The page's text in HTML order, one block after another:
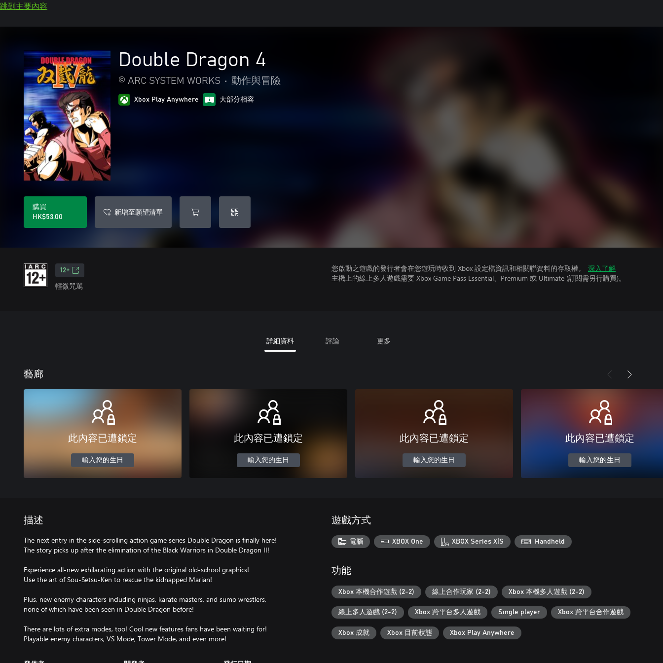
跳到主要內容
Double Dragon 4
© ARC SYSTEM WORKS • 動作與冒險
Xbox Play Anywhere 大部分相容
購買
HK$53.00
新增至願望清單
12+
輕微咒罵
您啟動之遊戲的發行者會在您遊玩時收到 Xbox 設定檔資訊和相關聯資料的存取權。
深入了解
主機上的線上多人遊戲需要 Xbox Game Pass Essential、Premium 或 Ultimate (訂閱需另行購買)。
詳細資料 評論 更多
藝廊
此內容已遭鎖定
輸入您的生日
此內容已遭鎖定
輸入您的生日
此內容已遭鎖定
輸入您的生日
此內容已遭鎖定
輸入您的生日
描述
The next entry in the side-scrolling action game series Double Dragon is finally here!
The story picks up after the elimination of the Black Warriors in Double Dragon II!
Experience all-new exhilarating action with the original old-school graphics!
Use the art of Sou-Setsu-Ken to rescue the kidnapped Marian!
Plus, new enemy characters including ninjas, karate masters, and sumo wrestlers,
none of which have been seen in Double Dragon before!
There are lots of extra modes, too! Cool new features fans have been waiting for!
Playable enemy characters, VS Mode, Tower Mode, and even more!
遊戲方式
電腦 XBOX One XBOX Series X|S Handheld
功能
Xbox 本機合作遊戲 (2-2) 線上合作玩家 (2-2) Xbox 本機多人遊戲 (2-2)
線上多人遊戲 (2-2) Xbox 跨平台多人遊戲 Single player Xbox 跨平台合作遊戲
Xbox 成就 Xbox 目前狀態 Xbox Play Anywhere